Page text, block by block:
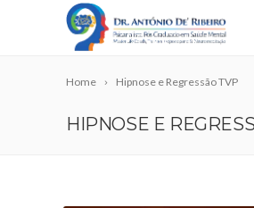
Home Hipnose e Regressão TVP
HIPNOSE E